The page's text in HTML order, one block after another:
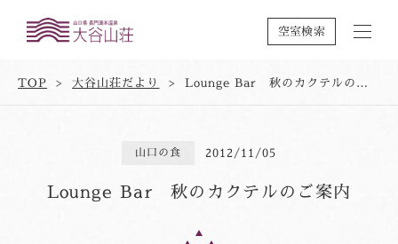
空室検索
TOP 大谷山荘だより Lounge Bar 秋のカクテルのご案内
山口の食 2012/11/05
Lounge Bar 秋のカクテルのご案内